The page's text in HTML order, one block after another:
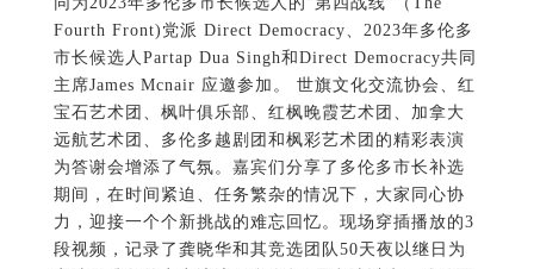
段视频，记录了龚晓华和其竞选团队50天夜以继日为
竞选做准备的点点滴滴：自今年5月参选以来，他放下
了繁忙的日常工作，和竞选团队一起走访各个选区，
与各族裔、各行业选民进行面对面的互动和倾听，积
极回应媒体、行业组织和工会的提问，召开工作会
议、参加筹款晚会、组织义工插牌、参加游行活动
等，展现自己的能力和承诺。 竞选团队成员和经理
Polly(右） 龚晓华在答谢会上感谢家人及所有支持帮
助过他的竞选团队、义工，还有投票的市民。他介绍
到：作为华人社区的一员，积极参与政治，为自己的